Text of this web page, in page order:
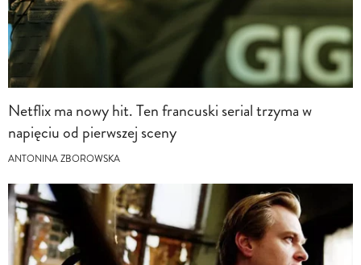
Netflix ma nowy hit. Ten francuski serial trzyma w
napięciu od pierwszej sceny
ANTONINA ZBOROWSKA